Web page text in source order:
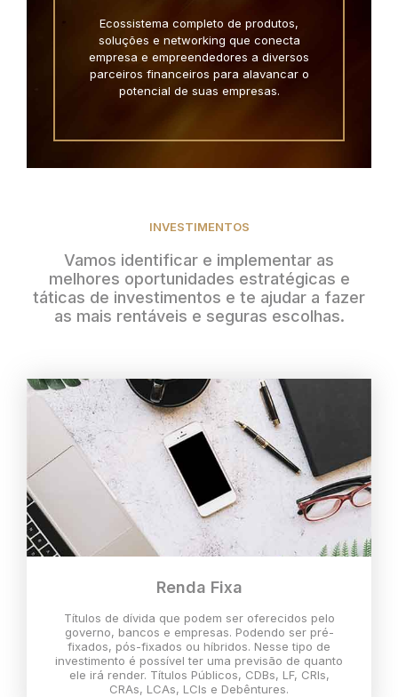
Ecossistema completo de produtos,
soluções e networking que conecta
empresa e empreendedores a diversos
parceiros financeiros para alavancar o
potencial de suas empresas.
INVESTIMENTOS
Vamos identificar e implementar as
melhores oportunidades estratégicas e
táticas de investimentos e te ajudar a fazer
as mais rentáveis e seguras escolhas.
Renda Fixa
Títulos de dívida que podem ser oferecidos pelo
governo, bancos e empresas. Podendo ser pré-
fixados, pós-fixados ou híbridos. Nesse tipo de
investimento é possível ter uma previsão de quanto
ele irá render. Títulos Públicos, CDBs, LF, CRIs,
CRAs, LCAs, LCIs e Debêntures.